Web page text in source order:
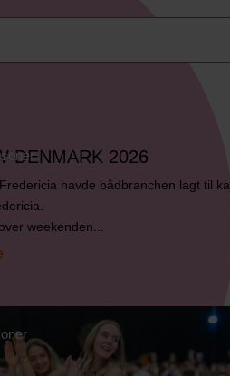
DENMARK 2026
havde bådbranchen lagt til
weekenden...